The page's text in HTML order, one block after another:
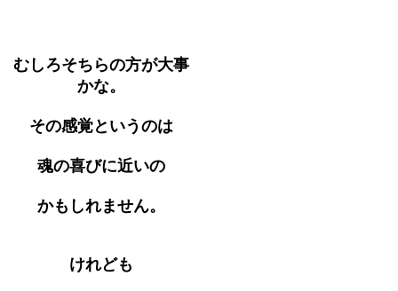
むしろそちらの方が大事
かな。
その感覚というのは
魂の喜びに近いの
かもしれません。
けれども